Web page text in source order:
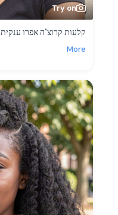
Try on
קלעות קרוצ’ה אפרו ענקית
More